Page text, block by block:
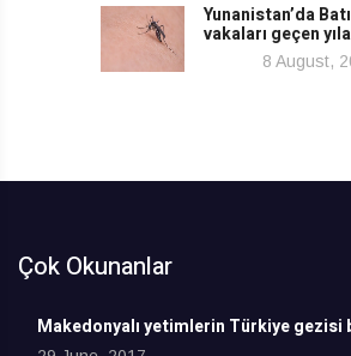
Yunanistan’da
vakaları geçen
8 August,
Çok Okunanlar
Makedonyalı yetimlerin Türkiye gezisi